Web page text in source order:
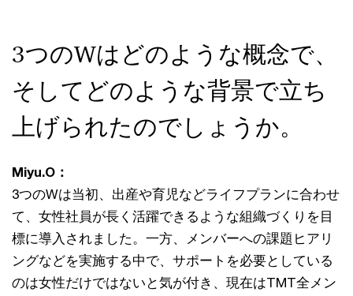
3つのWはどのような概念で、
そしてどのような背景で立ち
上げられたのでしょうか。
Miyu.O：
3つのWは当初、出産や育児などライフプランに合わせ
て、女性社員が長く活躍できるような組織づくりを目
標に導入されました。一方、メンバーへの課題ヒアリ
ングなどを実施する中で、サポートを必要としている
のは女性だけではないと気が付き、現在はTMT全メン